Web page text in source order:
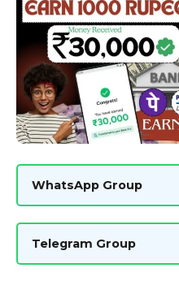
WhatsApp Group
Telegram Group